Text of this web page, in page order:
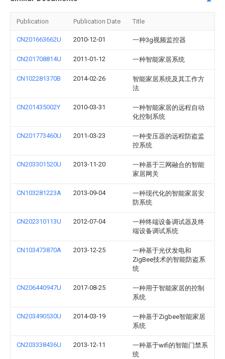
Publication Publication Date Title
CN201663662U 2010-12-01 一种3g视频监控器
CN201708814U 2011-01-12 一种智能家居系统
CN102281370B 2014-02-26
智能家居系统及其工作方
法
CN201435002Y 2010-03-31
一种智能家居的远程自动
化控制系统
CN201773460U 2011-03-23
一种变压器的远程防盗监
控系统
CN203301520U 2013-11-20
一种基于三网融合的智能
家居网关
CN103281223A 2013-09-04
一种现代化的智能家居安
防系统
CN202310113U 2012-07-04
一种终端设备调试器及终
端设备调试系统
CN103473870A 2013-12-25
一种基于光伏发电和
ZigBee技术的智能防盗系
统
CN206440947U 2017-08-25
一种用于智能家居的控制
系统
CN203490530U 2014-03-19
一种基于Zigbee智能家居
系统
CN203338436U 2013-12-11
一种基于wifi的智能门禁系
统